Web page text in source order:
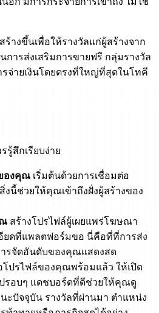
สร้างขึ้นเพื่อให้รางวัลแก่ผู้สร้างจาก
การส่งเสริมการขายฟรี กลุ่มรางวัล
รจ่ายเงินโดยตรงที่ใหญ่ที่สุดในโทคี
รู้สึกเรียบง่าย
องคุณ เริ่มต้นด้วยการเชื่อมต่อ
งนี้ช่วยให้คุณเข้าถึงฝั่งผู้สร้างของ
สร้างโปรไฟล์ผู้เผยแพร่โฆษณา
ยดที่แพลตฟอร์มขอ นี่คือที่ที่การส่ง
ารจัดอันดับของคุณแสดงสด
โปรไฟล์ของคุณพร้อมแล้ว ให้เปิด
รอบๆ แดชบอร์ดที่ดีช่วยให้คุณดู
ปัจจุบัน รางวัลที่ผ่านมา ตำแหน่ง